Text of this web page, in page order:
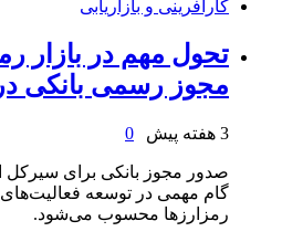
کارآفرینی و بازاریابی
تحول مهم در بازار
مجوز رسمی بانکی
3 هفته پیش 0
صدور مجوز بانکی برای سیرکل
گام مهمی در توسعه فعالیت‌های
رمزارزها محسوب می‌شود.